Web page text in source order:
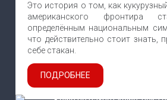
Это история о том, как
американского фронтира
определённым национальным
что действительно стоит знать,
себе стакан.
ПОДРОБНЕЕ